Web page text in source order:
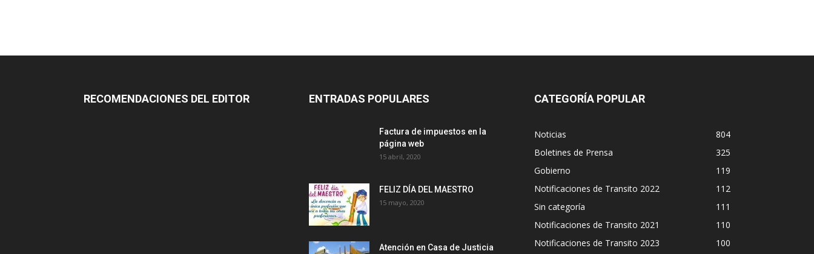
RECOMENDACIONES DEL EDITOR ENTRADAS POPULARES
Factura de impuestos en la
página web
15 abril, 2020
FELIZ DÍA DEL MAESTRO
15 mayo, 2020
Atención en Casa de Justicia
CATEGORÍA POPULAR
Noticias
804
Boletines de Prensa
325
Gobierno
119
Notificaciones de Transito 2022
112
Sin categoría
111
Notificaciones de Transito 2021
110
Notificaciones de Transito 2023
100